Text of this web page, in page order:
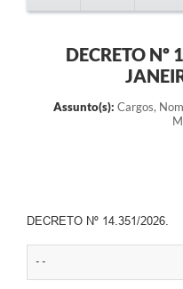
DECRETO
Assunto(s): Cargos,
DECRETO Nº 14.351/2026.
--